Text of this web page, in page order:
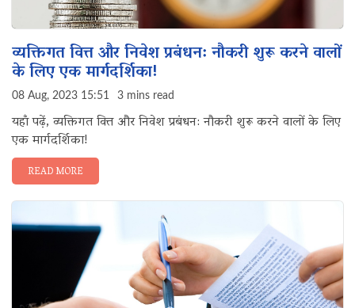
व्यक्तिगत वित्त और निवेश प्रबंधन: नौकरी शुरू करने वालों
के लिए एक मार्गदर्शिका!
08 Aug, 2023 15:51 3 mins read
यहाँ पढ़ें, व्यक्तिगत वित्त और निवेश प्रबंधन: नौकरी शुरू करने वालों के लिए
एक मार्गदर्शिका!
READ MORE